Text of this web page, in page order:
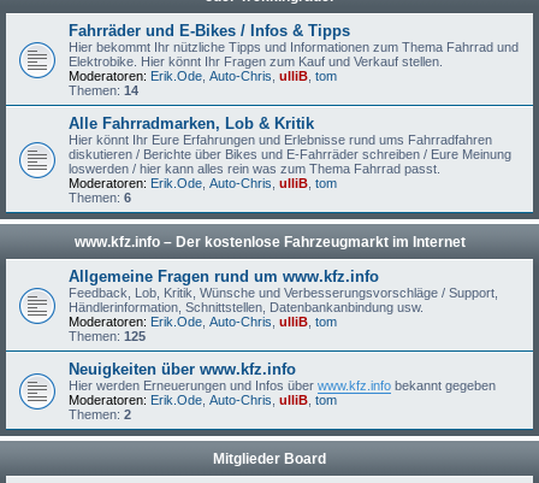
Fahrräder und E-Bikes / Infos & Tipps
Hier bekommt Ihr nützliche Tipps und Informationen zum Thema Fahrrad und
Elektrobike. Hier könnt Ihr Fragen zum Kauf und Verkauf stellen.
Moderatoren: Erik.Ode Auto-Chris ulliB tom
Themen: 14
Alle Fahrradmarken, Lob & Kritik
Hier könnt Ihr Eure Erfahrungen und Erlebnisse rund ums Fahrradfahren
diskutieren / Berichte über Bikes und E-Fahrräder schreiben / Eure Meinung
loswerden / hier kann alles rein was zum Thema Fahrrad passt.
Moderatoren: Erik.Ode Auto-Chris ulliB tom
Themen: 6
www.kfz.info – Der kostenlose Fahrzeugmarkt im Internet
Allgemeine Fragen rund um www.kfz.info
Feedback, Lob, Kritik, Wünsche und Verbesserungsvorschläge / Support,
Händlerinformation, Schnittstellen, Datenbankanbindung usw.
Moderatoren: Erik.Ode Auto-Chris ulliB tom
Themen: 125
Neuigkeiten über www.kfz.info
Hier werden Erneuerungen und Infos über www.kfz.info bekannt gegeben
Moderatoren: Erik.Ode Auto-Chris ulliB tom
Themen: 2
Mitglieder Board